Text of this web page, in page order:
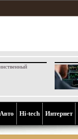
Aвто Hi-tech Интернет